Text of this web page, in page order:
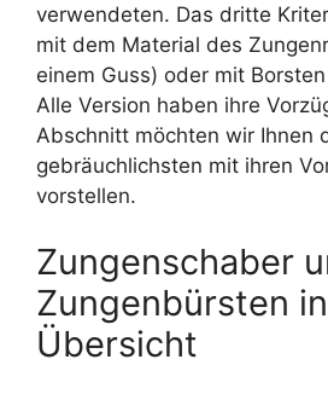
verwendeten. Das dritte
mit dem Material des
einem Guss) oder mit
Alle Version haben ihre
Abschnitt möchten wir Ihnen
gebräuchlichsten mit ihren
vorstellen.
Zungenschaber
Zungenbürsten
Übersicht